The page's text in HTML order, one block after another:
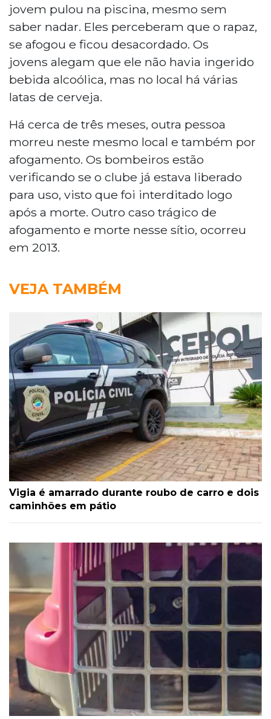
jovem pulou na piscina, mesmo sem
saber nadar. Eles perceberam que o rapaz,
se afogou e ficou desacordado. Os
jovens alegam que ele não havia ingerido
bebida alcoólica, mas no local há várias
latas de cerveja.
Há cerca de três meses, outra pessoa
morreu neste mesmo local e também por
afogamento. Os bombeiros estão
verificando se o clube já estava liberado
para uso, visto que foi interditado logo
após a morte. Outro caso trágico de
afogamento e morte nesse sítio, ocorreu
em 2013.
VEJA TAMBÉM
Vigia é amarrado durante roubo de carro e dois
caminhões em pátio